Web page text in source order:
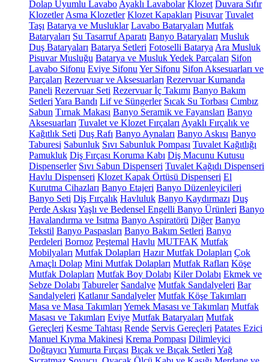
Dolap Uyumlu Lavabo Ayaklı Lavabolar Klozet Duvara Sıfır
Klozetler Asma Klozetler Klozet Kapakları Pisuvar Tuvalet
Taşı Batarya ve Musluklar Lavabo Bataryaları Mutfak
Bataryaları Su Tasarruf Aparatı Banyo Bataryaları Musluk
Duş Bataryaları Batarya Setleri Fotoselli Batarya Ara Musluk
Pisuvar Musluğu Batarya ve Musluk Yedek Parçaları Sifon
Lavabo Sifonu Eviye Sifonu Yer Sifonu Sifon Aksesuarları ve
Parçaları Rezervuar ve Aksesuarları Rezervuar Kumanda
Paneli Rezervuar Seti Rezervuar İç Takımı Banyo Bakım
Setleri Yara Bandı Lif ve Süngerler Sıcak Su Torbası Cımbız
Sabun Tırnak Makası Banyo Seramik ve Fayansları Banyo
Aksesuarları Tuvalet ve Klozet Fırçaları Ayaklı Fırçalık ve
Kağıtlık Seti Duş Rafı Banyo Aynaları Banyo Askısı Banyo
Taburesi Sabunluk Sıvı Sabunluk Pompası Tuvalet Kağıtlığı
Pamukluk Diş Fırçası Koruma Kabı Diş Macunu Kutusu
Dispenserler Sıvı Sabun Dispenseri Tuvalet Kağıdı Dispenseri
Havlu Dispenseri Klozet Kapak Örtüsü Dispenseri El
Kurutma Cihazları Banyo Etajeri Banyo Düzenleyicileri
Banyo Seti Diş Fırçalık Havluluk Banyo Kaydırmazı Duş
Perde Askısı Yaşlı ve Bedensel Engelli Banyo Ürünleri Banyo
Havalandırma ve Isıtma Banyo Aspiratörü Diğer Banyo
Tekstil Banyo Paspasları Banyo Bakım Setleri Banyo
Perdeleri Bornoz Peştemal Havlu MUTFAK Mutfak
Mobilyaları Mutfak Dolapları Hazır Mutfak Dolapları Çok
Amaçlı Dolap Mini Mutfak Dolapları Mutfak Rafları Köşe
Mutfak Dolapları Mutfak Boy Dolabı Kiler Dolabı Ekmek ve
Sebze Dolabı Tabureler Sandalye Mutfak Sandalyeleri Bar
Sandalyeleri Katlanır Sandalyeler Mutfak Köşe Takımları
Masa ve Masa Takımları Yemek Masası ve Takımları Mutfak
Masası ve Takımları Eviye Mutfak Bataryaları Mutfak
Gereçleri Kesme Tahtası Rende Servis Gereçleri Patates Ezici
Manuel Kıyma Makinesi Krema Pompası Dilimleyici
Doğrayıcı Yumurta Fırçası Bıçak ve Bıçak Setleri Yağ